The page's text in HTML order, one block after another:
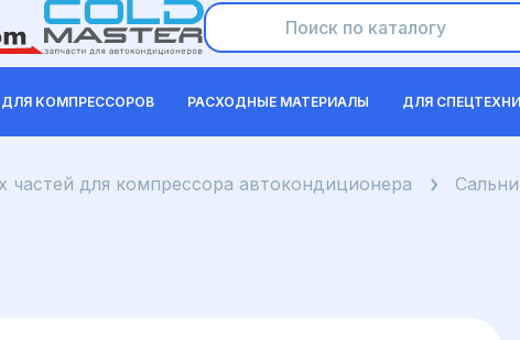
ДЛЯ КОМПРЕССОРОВ РАСХОДНЫЕ МАТЕРИАЛЫ ДЛЯ
частей для компрессора автокондиционера